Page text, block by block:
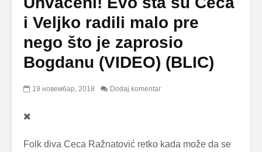
i Veljko radili malo pre
nego što je zaprosio
Bogdanu (VIDEO) (BLIC)
19 новембар, 2018 Dodaj komentar
Folk diva Ceca Ražnatović retko kada može da se